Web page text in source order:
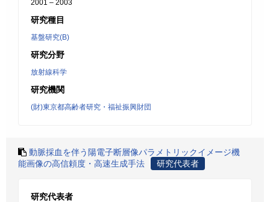
2001 – 2003
研究種目
基盤研究(B)
研究分野
放射線科学
研究機関
(財)東京都高齢者研究・福祉振興財団
動脈採血を伴う陽電子断層像パラメトリックイメージ機
能画像の高信頼度・高速生成手法
研究代表者
研究代表者